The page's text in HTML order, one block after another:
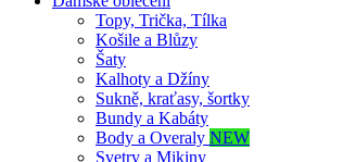
Topy, Trička, Tílka
Košile a Blůzy
Šaty
Kalhoty a Džíny
Sukně, kraťasy, šortky
Bundy a Kabáty
Body a Overaly NEW
Svetry a Mikiny